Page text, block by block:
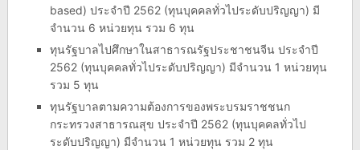
based) ประจำปี 2562 (ทุนบุคคลทั่วไประดับปริญญา) มี
จำนวน 6 หน่วยทุน รวม 6 ทุน
ทุนรัฐบาลไปศึกษาในสาธารณรัฐประชาชนจีน ประจำปี
2562 (ทุนบุคคลทั่วไประดับปริญญา) มีจำนวน 1 หน่วยทุน
รวม 5 ทุน
ทุนรัฐบาลตามความต้องการของพระบรมราชชนก
กระทรวงสาธารณสุข ประจำปี 2562 (ทุนบุคคลทั่วไป
ระดับปริญญา) มีจำนวน 1 หน่วยทุน รวม 2 ทุน